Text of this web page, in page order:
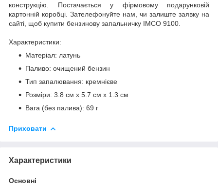
конструкцію. Постачається у фірмовому подарунковій
картонній коробці. Зателефонуйте нам, чи залиште заявку на
сайті, щоб купити бензинову запальничку IMCO 9100.
Характеристики:
Матеріал: латунь
Паливо: очищений бензин
Тип запалювання: кремнієве
Розміри: 3.8 см х 5.7 см х 1.3 см
Вага (без палива): 69 г
Приховати
Характеристики
Основні